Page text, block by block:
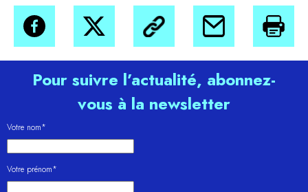
Pour suivre l’actualité, abonnez-
vous à la newsletter
Votre nom*
Votre prénom*